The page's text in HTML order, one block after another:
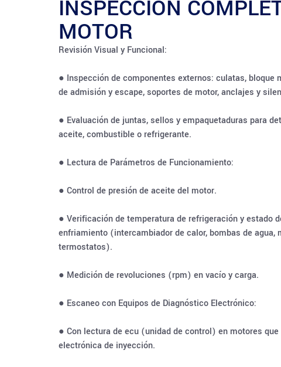
INSPECCIÓN
MOTOR
Revisión Visual y Funcional:
● Inspección de componentes externos: culatas, bloque
de admisión y escape, soportes de motor, anclajes y
● Evaluación de juntas, sellos y empaquetaduras para
aceite, combustible o refrigerante.
● Lectura de Parámetros de Funcionamiento:
● Control de presión de aceite del motor.
● Verificación de temperatura de refrigeración y estado
enfriamiento (intercambiador de calor, bombas de agua,
termostatos).
● Medición de revoluciones (rpm) en vacío y carga.
● Escaneo con Equipos de Diagnóstico Electrónico:
● Con lectura de ecu (unidad de control) en motores
electrónica de inyección.